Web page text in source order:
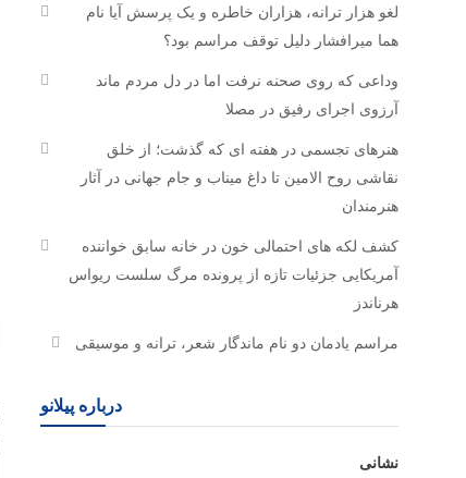
لغو هزار ترانه، هزاران خاطره و یک پرسش آیا نام
هما میرافشار دلیل توقف مراسم بود؟
وداعی که روی صحنه نرفت اما در دل مردم ماند
آرزوی اجرای رفیق در مصلا
هنرهای تجسمی در هفته ای که گذشت؛ از خلق
نقاشی روح الامین تا داغ میناب و جام جهانی در آثار
هنرمندان
کشف لکه های احتمالی خون در خانه سابق خواننده
آمریکایی جزئیات تازه از پرونده مرگ سلست ریواس
هرناندز
مراسم یادمان دو نام ماندگار شعر، ترانه و موسیقی
درباره پیلانو
نشانی